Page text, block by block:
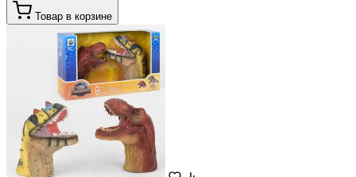
Товар в корзине